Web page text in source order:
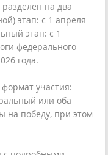
на два
этап: с 1 апреля
этап: с 1
федерального
года.
участия:
или оба
на победу, при этом